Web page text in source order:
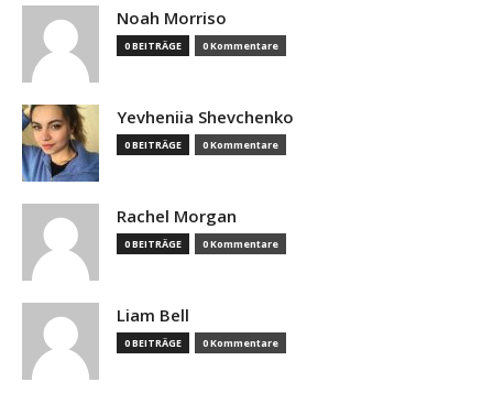
Noah Morriso
0 BEITRÄGE 0 Kommentare
Yevheniia Shevchenko
0 BEITRÄGE 0 Kommentare
Rachel Morgan
0 BEITRÄGE 0 Kommentare
Liam Bell
0 BEITRÄGE 0 Kommentare